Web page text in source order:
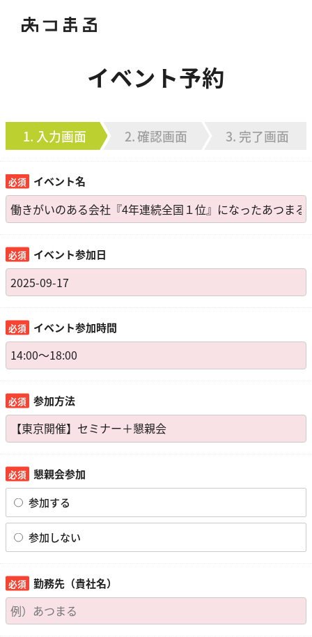
イベント予約
入力画面 確認画面 完了画面
イベント名
イベント参加日
イベント参加時間
参加方法
懇親会参加
参加する
参加しない
勤務先（貴社名）